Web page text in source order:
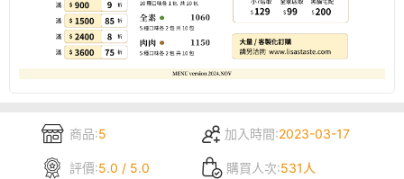
商品:5 加入時間:2023-03-17
評價:5.0 / 5.0 購買人次:531人